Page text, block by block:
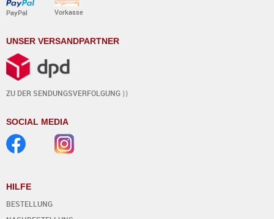
PayPal Vorkasse
UNSER VERSANDPARTNER
ZU DER SENDUNGSVERFOLGUNG ⟩⟩
SOCIAL MEDIA
HILFE
BESTELLUNG